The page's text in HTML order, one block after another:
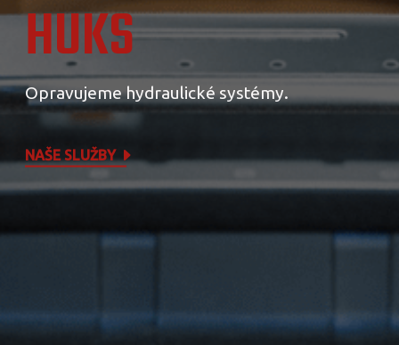
HUKS
Opravujeme hydraulické systémy.
NAŠE SLUŽBY